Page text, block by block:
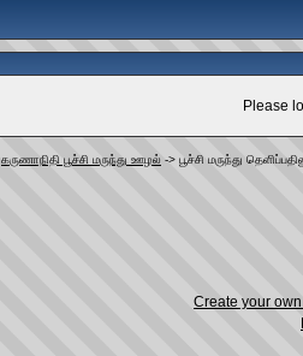
Please
கருணாநிதி பூச்சி மருந்து ஊழல் -> பூச்சி மருந்து
Create your